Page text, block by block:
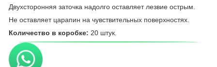
Двухсторонняя заточка надолго оставляет лезвие острым.
Не оставляет царапин на чувствительных поверхностях.
Количество в коробке: 20 штук.